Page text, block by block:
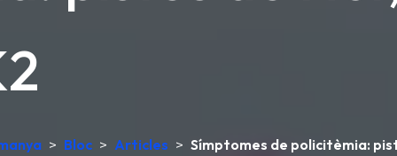
> Bloc > Articles > Símptomes de policitèmia: